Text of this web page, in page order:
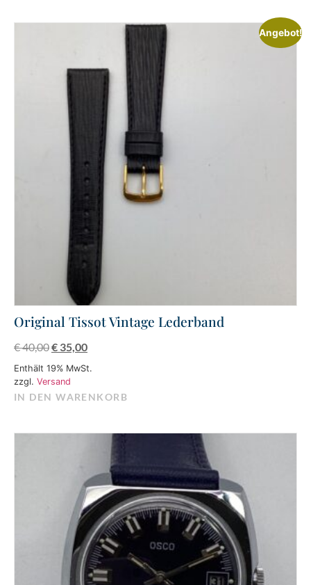
Angebot!
Original Tissot Vintage Lederband
€40,00€ 35,00
Enthält 19% MwSt.
zzgl. Versand
IN DEN WARENKORB